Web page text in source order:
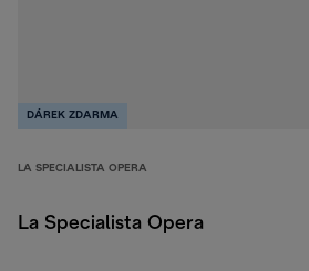
DÁREK ZDARMA
LA SPECIALISTA OPERA
La Specialista Opera